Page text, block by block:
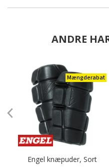
ANDRE
Mængderabat
Engel knæpuder, Sort